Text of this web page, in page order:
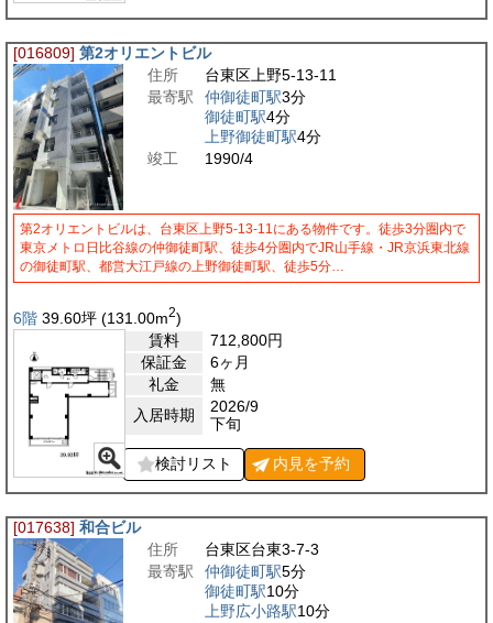
[016809] 第2オリエントビル
住所
台東区上野5-13-11
最寄駅
仲御徒町駅3分
御徒町駅4分
上野御徒町駅4分
竣工
1990/4
第2オリエントビルは、台東区上野5-13-11にある物件です。徒歩3分圏内で
東京メトロ日比谷線の仲御徒町駅、徒歩4分圏内でJR山手線・JR京浜東北線
の御徒町駅、都営大江戸線の上野御徒町駅、徒歩5分…
6階 39.60坪 (131.00m2)
賃料
712,800円
保証金
6ヶ月
礼金
無
入居時期
2026/9
下旬
検討リスト 内見を予約
[017638] 和合ビル
住所
台東区台東3-7-3
最寄駅
仲御徒町駅5分
御徒町駅10分
上野広小路駅10分